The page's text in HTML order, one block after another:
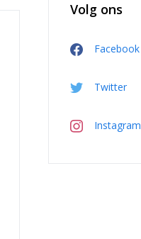
Volg ons
Facebook
Twitter
Instagram